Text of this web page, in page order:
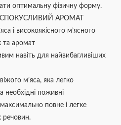
оптимальну фізичну форму.
АРОМАТ
і високоякісного м’ясного
та аромат
навіть для найвибагливіших
м’яса, яка легко
необхідні поживні
повне і легке
речовин.